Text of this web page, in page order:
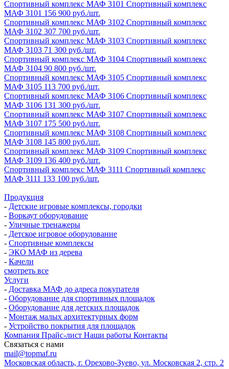
Спортивный комплекс МАФ 3101 Спортивный комплекс
МАФ 3101 156 900 руб./шт.
Спортивный комплекс МАФ 3102 Спортивный комплекс
МАФ 3102 307 700 руб./шт.
Спортивный комплекс МАФ 3103 Спортивный комплекс
МАФ 3103 71 300 руб./шт.
Спортивный комплекс МАФ 3104 Спортивный комплекс
МАФ 3104 90 800 руб./шт.
Спортивный комплекс МАФ 3105 Спортивный комплекс
МАФ 3105 113 700 руб./шт.
Спортивный комплекс МАФ 3106 Спортивный комплекс
МАФ 3106 131 300 руб./шт.
Спортивный комплекс МАФ 3107 Спортивный комплекс
МАФ 3107 175 500 руб./шт.
Спортивный комплекс МАФ 3108 Спортивный комплекс
МАФ 3108 145 800 руб./шт.
Спортивный комплекс МАФ 3109 Спортивный комплекс
МАФ 3109 136 400 руб./шт.
Спортивный комплекс МАФ 3111 Спортивный комплекс
МАФ 3111 133 100 руб./шт.
Продукция
- Детские игровые комплексы, городки
- Воркаут оборудование
- Уличные тренажеры
- Детское игровое оборудование
- Спортивные комплексы
- ЭКО МАФ из дерева
- Качели
смотреть все
Услуги
- Доставка МАФ до адреса покупателя
- Оборудование для спортивных площадок
- Оборудование для детских площадок
- Монтаж малых архитектурных форм
- Устройство покрытия для площадок
Компания Прайс-лист Наши работы Контакты
Связаться с нами
mail@topmaf.ru
Московская область, г. Орехово-Зуево, ул. Московская 2, стр. 2